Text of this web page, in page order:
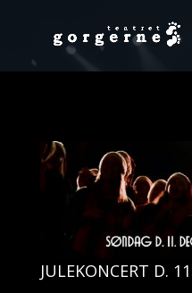
JULEKONCERT D.